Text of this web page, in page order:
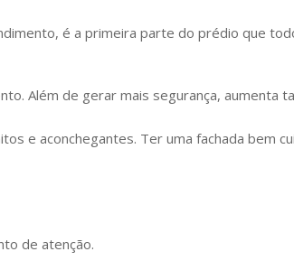
é a primeira parte do prédio que
Além de gerar mais segurança, aumenta
e aconchegantes. Ter uma fachada bem
de atenção.